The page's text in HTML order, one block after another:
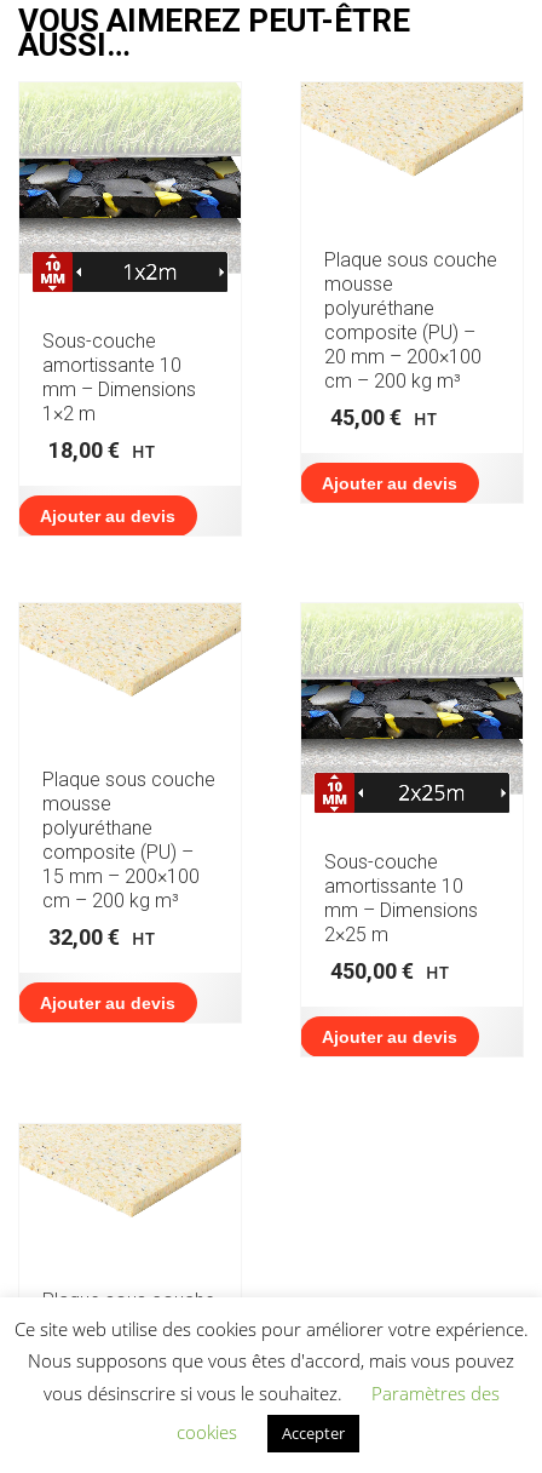
VOUS AIMEREZ PEUT-ÊTRE
AUSSI…
Sous-couche
amortissante 10
mm – Dimensions
1×2 m
18,00€ HT
Ajouter au devis
Plaque sous couche
mousse
polyuréthane
composite (PU) –
20 mm – 200×100
cm – 200 kg m³
45,00€ HT
Ajouter au devis
Plaque sous couche
mousse
polyuréthane
composite (PU) –
15 mm – 200×100
cm – 200 kg m³
32,00€ HT
Ajouter au devis
Sous-couche
amortissante 10
mm – Dimensions
2×25 m
450,00€ HT
Ajouter au devis
Plaque sous couche
mousse
composite (PU) –
10 mm – 200×100
Ce site web utilise des cookies pour améliorer votre expérience.
Nous supposons que vous êtes d'accord, mais vous pouvez
vous désinscrire si vous le souhaitez.
Paramètres des
cookies
Accepter